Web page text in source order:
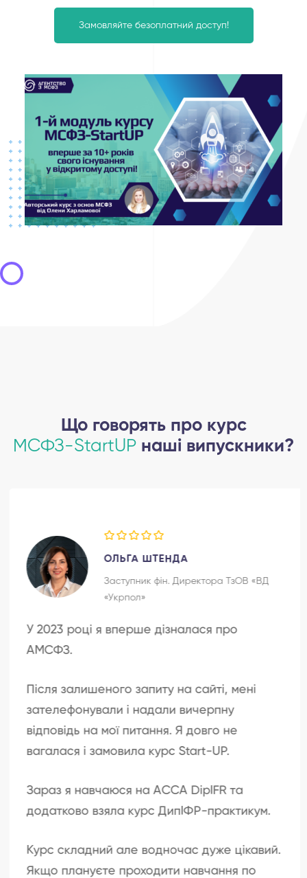
Замовляйте безоплатний доступ!
Що говорять про курс
МСФЗ-StartUP наші випускники?
ОЛЬГА ШТЕНДА
Заступник фін. Директора ТзОВ «ВД
«Укрпол»
У 2023 році я вперше дізналася про
АМСФЗ.
Після залишеного запиту на сайті, мені
зателефонували і надали вичерпну
відповідь на мої питання. Я довго не
вагалася і замовила курс Start-UP.
Зараз я навчаюся на АССА DipIFR та
додатково взяла курс ДипІФР-практикум.
Курс складний але водночас дуже цікавий.
Якщо плануєте проходити навчання по